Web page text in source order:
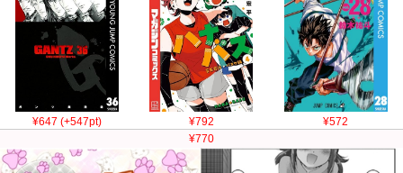
¥647 (+547pt) ¥792
¥572
¥770